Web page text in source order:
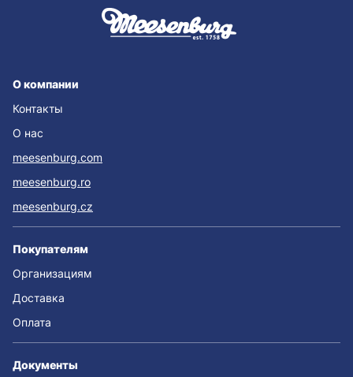
О компании
Контакты
О нас
meesenburg.com
meesenburg.ro
meesenburg.cz
Покупателям
Организациям
Доставка
Оплата
Документы